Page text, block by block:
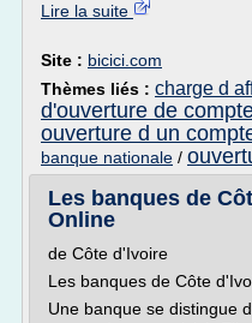
Lire la suite
Site : bicici.com
Thèmes liés : charge d
d'ouverture de
ouverture d un
banque nationale /
Les banques de
Online
de Côte d'Ivoire
Les banques de Côte
Une banque se distingue